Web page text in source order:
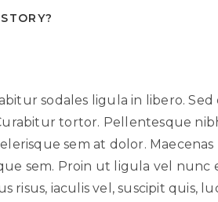
sodales ligula in libero. Sed
tortor. Pellentesque
sem at dolor.
sem. Proin ut ligula vel nunc
risus, iaculis vel, suscipit quis,